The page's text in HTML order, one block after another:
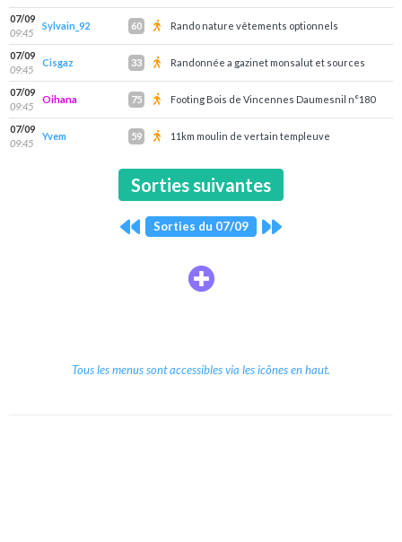
07/09
09:45
Sylvain_92 60 Rando nature vêtements optionnels
07/09
09:45
Cisgaz 33 Randonnée a gazinet monsalut et sources
07/09
09:45
Oihana 75 Footing Bois de Vincennes Daumesnil n°180
07/09
09:45
Yvem 59 11km moulin de vertain templeuve
Sorties suivantes
Sorties du 07/09
Tous les menus sont accessibles via les icônes en haut.